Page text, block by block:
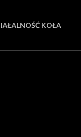
KOŁA